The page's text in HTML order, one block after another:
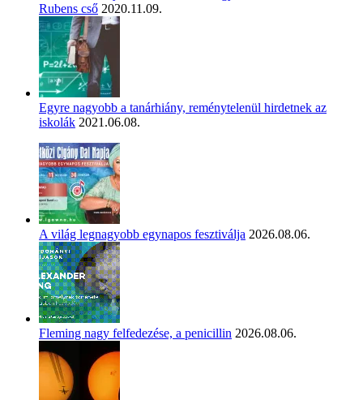
Rubens cső 2020.11.09.
Egyre nagyobb a tanárhiány, reménytelenül hirdetnek az
iskolák 2021.06.08.
A világ legnagyobb egynapos fesztiválja 2026.08.06.
Fleming nagy felfedezése, a penicillin 2026.08.06.